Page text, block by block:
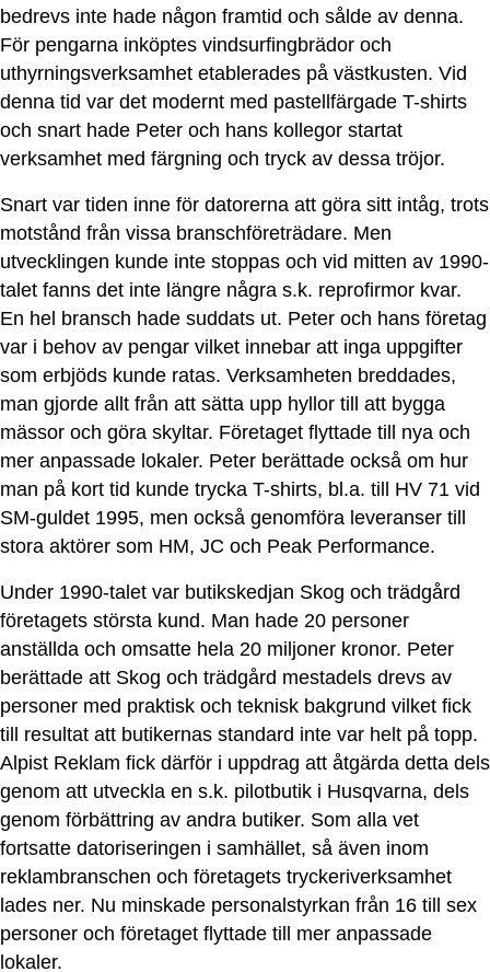
bedrevs inte hade någon framtid och sålde av denna.
För pengarna inköptes vindsurfingbrädor och
uthyrningsverksamhet etablerades på västkusten. Vid
denna tid var det modernt med pastellfärgade T-shirts
och snart hade Peter och hans kollegor startat
verksamhet med färgning och tryck av dessa tröjor.
Snart var tiden inne för datorerna att göra sitt intåg, trots
motstånd från vissa branschföreträdare. Men
utvecklingen kunde inte stoppas och vid mitten av 1990-
talet fanns det inte längre några s.k. reprofirmor kvar.
En hel bransch hade suddats ut. Peter och hans företag
var i behov av pengar vilket innebar att inga uppgifter
som erbjöds kunde ratas. Verksamheten breddades,
man gjorde allt från att sätta upp hyllor till att bygga
mässor och göra skyltar. Företaget flyttade till nya och
mer anpassade lokaler. Peter berättade också om hur
man på kort tid kunde trycka T-shirts, bl.a. till HV 71 vid
SM-guldet 1995, men också genomföra leveranser till
stora aktörer som HM, JC och Peak Performance.
Under 1990-talet var butikskedjan Skog och trädgård
företagets största kund. Man hade 20 personer
anställda och omsatte hela 20 miljoner kronor. Peter
berättade att Skog och trädgård mestadels drevs av
personer med praktisk och teknisk bakgrund vilket fick
till resultat att butikernas standard inte var helt på topp.
Alpist Reklam fick därför i uppdrag att åtgärda detta dels
genom att utveckla en s.k. pilotbutik i Husqvarna, dels
genom förbättring av andra butiker. Som alla vet
fortsatte datoriseringen i samhället, så även inom
reklambranschen och företagets tryckeriverksamhet
lades ner. Nu minskade personalstyrkan från 16 till sex
personer och företaget flyttade till mer anpassade
lokaler.